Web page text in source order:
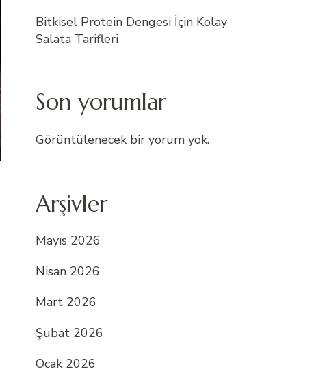
Bitkisel Protein Dengesi İçin Kolay
Salata Tarifleri
Son yorumlar
Görüntülenecek bir yorum yok.
Arşivler
Mayıs 2026
Nisan 2026
Mart 2026
Şubat 2026
Ocak 2026